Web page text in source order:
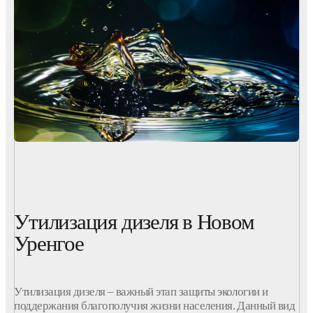
Утилизация дизеля в Новом
Уренгое
Утилизация дизеля – важный этап защиты экологии и
поддержания благополучия жизни населения. Данный вид